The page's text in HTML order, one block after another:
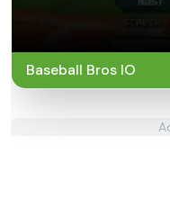
Baseball Bros IO